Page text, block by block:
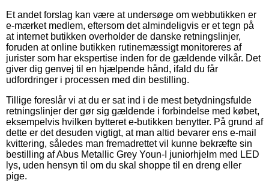
Et andet forslag kan være at undersøge om webbutikken er
e-mærket medlem, eftersom det almindeligvis er et tegn på
at internet butikken overholder de danske retningslinjer,
foruden at online butikken rutinemæssigt monitoreres af
jurister som har ekspertise inden for de gældende vilkår. Det
giver dig genvej til en hjælpende hånd, ifald du får
udfordringer i processen med din bestilling.
Tillige foreslår vi at du er sat ind i de mest betydningsfulde
retningslinjer der gør sig gældende i forbindelse med købet,
eksempelvis hvilken bytteret e-butikken benytter. På grund af
dette er det desuden vigtigt, at man altid bevarer ens e-mail
kvittering, således man fremadrettet vil kunne bekræfte sin
bestilling af Abus Metallic Grey Youn-I juniorhjelm med LED
lys, uden hensyn til om du skal shoppe til en dreng eller
pige.